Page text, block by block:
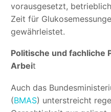
vorausgesetzt,
Zeit für
gewährleistet.
Politische und fachliche
Arbeit
Auch das
(BMAS) unterstreicht